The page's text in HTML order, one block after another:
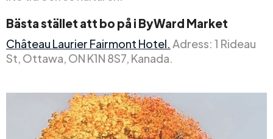
Bästa stället att bo på i ByWard Market
Château Laurier Fairmont Hotel. Adress: 1 Rideau
St, Ottawa, ON K1N 8S7, Kanada.